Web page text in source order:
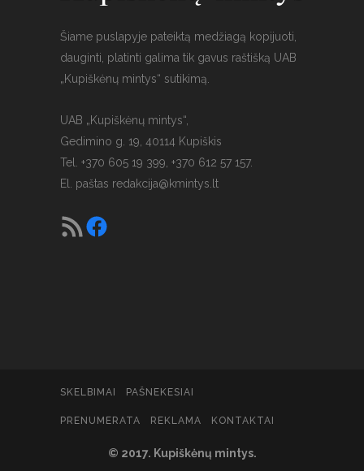
Šiame puslapyje pateiktą medžiagą kopijuoti,
dauginti, platinti galima tik gavus raštišką UAB
„Kupiškėnų mintys“ sutikimą.
UAB „Kupiškėnų mintys“,
Gedimino g. 19, 40114 Kupiškis
Tel. +370 605 19 399, +370 612 57 157.
El. paštas redakcija@kmintys.lt
SKELBIMAI PAŠNEKESIAI
© 2017. Kupiškėnų mintys.
PRENUMERATA REKLAMA KONTAKTAI